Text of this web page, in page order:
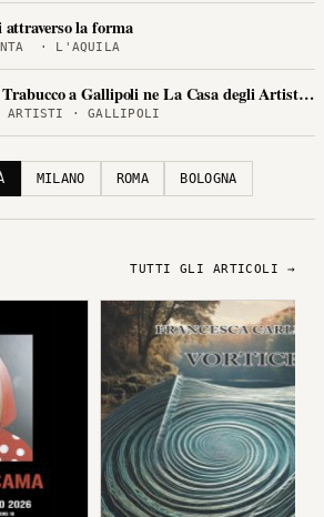
la forma
PALAZZO SPAVENTA · L'AQUILA
a Gallipoli ne La Casa degli Artisti
LA CASA DEGLI ARTISTI · GALLIPOLI
MILANO ROMA BOLOGNA
TUTTI GLI ARTICOLI →